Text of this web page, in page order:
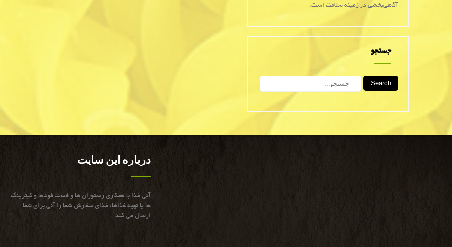
آگاهی‌بخشی در زمینه سلامت است.
جستجو
Search
درباره این سایت
آنی غذا با همكاری رستوران ها و فست فودها و كیترینگ
ها یا تهیه غذاها، غذای سفارش شما را آنی برای شما
ارسال می كند.